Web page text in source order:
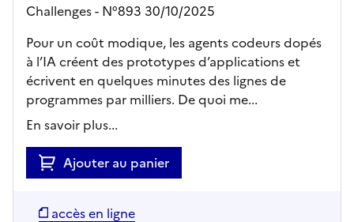
Challenges - N°893 30/10/2025
Pour un coût modique, les agents codeurs dopés
à l’IA créent des prototypes d’applications et
écrivent en quelques minutes des lignes de
programmes par milliers. De quoi me...
En savoir plus...
Ajouter au panier
accès en ligne